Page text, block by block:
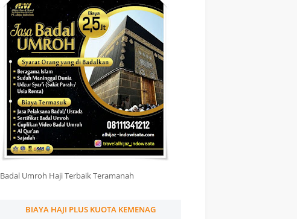
Badal Umroh Haji Terbaik Teramanah
BIAYA HAJI PLUS KUOTA KEMENAG